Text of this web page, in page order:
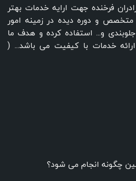
فرخنده جهت ارایه خدمات بهتر
متخصص و دوره دیده در زمینه امور
و... استفاده کرده و هدف ما
خدمات با کیفیت می باشد... (
چگونه انجام می شود؟